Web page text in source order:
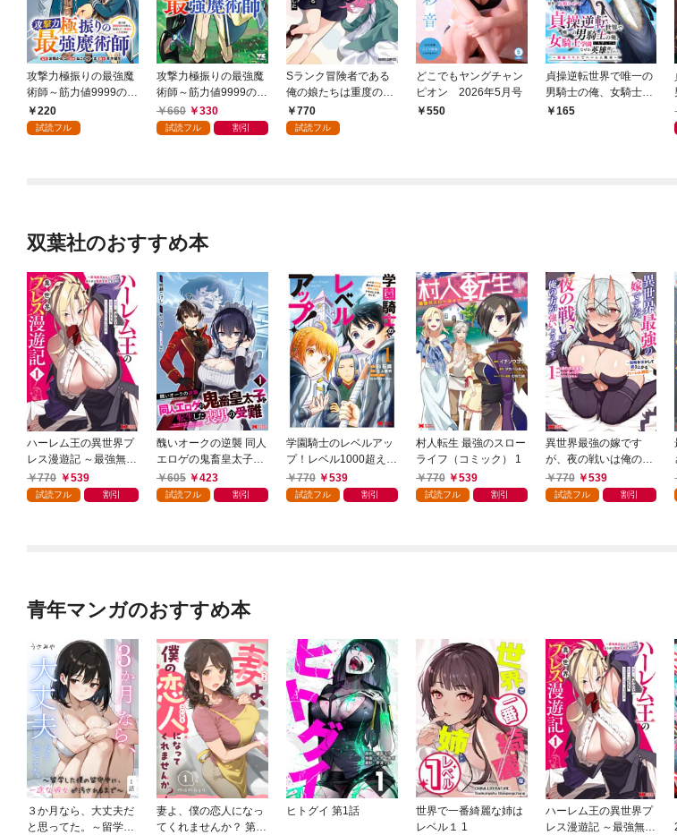
攻撃力極振りの最強魔
術師～筋力値9999の大
剣士、転生して二度目
の人生を歩む～(話売
220
試読フル
攻撃力極振りの最強魔
術師～筋力値9999の大
剣士、転生して二度目
の人生を歩む～ 1
660 330
試読フル 割引
Sランク冒険者である
俺の娘たちは重度のフ
ァザコンでした 1
770
試読フル
どこでもヤングチャン
ピオン 2026年5月号
550
貞操逆転世界で唯一の
男騎士の俺、女騎士学
園に入学したらなぜか
165
双葉社のおすすめ本
ハーレム王の異世界プ
レス漫遊記 ～最強無双
のおじさんはあらゆる
種族を嫁にする～（コ
770 539
試読フル 割引
醜いオークの逆襲 同人
エロゲの鬼畜皇太子に
転生した喪男の受難
（コミック） 1
605 423
試読フル 割引
学園騎士のレベルアッ
プ！レベル1000超えの
転生者、落ちこぼれク
ラスに入学。そして、
770 539
試読フル 割引
村人転生 最強のスロー
ライフ（コミック） 1
770
539
試読フル 割引
異世界最強の嫁です
が、夜の戦いは俺の方
が強いようです 知略
を活かして成り上がる
770 539
試読フル 割引
青年マンガのおすすめ本
３か月なら、大丈夫だ
と思ってた。～留学し
妻よ、僕の恋人になっ
てくれませんか？ 第1
ヒトグイ 第1話
世界で一番綺麗な姉は
レベル１ 1
ハーレム王の異世界プ
レス漫遊記 ～最強無双